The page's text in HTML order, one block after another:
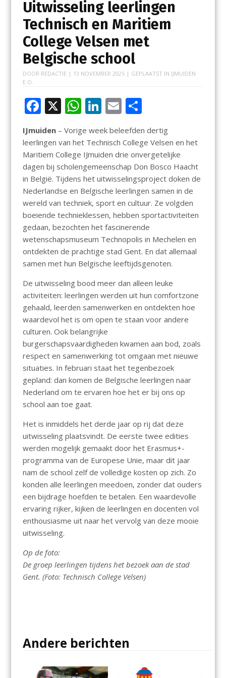
Uitwisseling leerlingen
Technisch en Maritiem
College Velsen met
Belgische school
DOOR REDACTIE | 13 NOVEMBER 2025| GEPLAATST IN IJMUIDEN
E.O.
F
ac
e
b
o
o
k
X W
at
s
A
p
p
Li
n
k
e
dI
n
E
m
ai
l
D
el
e
n
IJmuiden– Vorige week beleefden dertig
leerlingen van het Technisch College Velsen en het
Maritiem College IJmuiden drie onvergetelijke
dagen bij scholengemeenschap Don Bosco Haacht
in België. Tijdens het uitwisselingsproject doken de
Nederlandse en Belgische leerlingen samen in de
wereld van techniek, sport en cultuur. Ze volgden
boeiende technieklessen, hebben sportactiviteiten
gedaan, bezochten het fascinerende
wetenschapsmuseum Technopolis in Mechelen en
ontdekten de prachtige stad Gent. En dat allemaal
samen met hun Belgische leeftijdsgenoten.
De uitwisseling bood meer dan alleen leuke
activiteiten: leerlingen werden uit hun comfortzone
gehaald, leerden samenwerken en ontdekten hoe
waardevol het is om open te staan voor andere
culturen. Ook belangrijke
burgerschapsvaardigheden kwamen aan bod, zoals
respect en samenwerking tot omgaan met nieuwe
situaties. In februari staat het tegenbezoek
gepland: dan komen de Belgische leerlingen naar
Nederland om te ervaren hoe het er bij ons op
school aan toe gaat.
Het is inmiddels het derde jaar op rij dat deze
uitwisseling plaatsvindt. De eerste twee edities
werden mogelijk gemaakt door het Erasmus+-
programma van de Europese Unie, maar dit jaar
nam de school zelf de volledige kosten op zich. Zo
konden alle leerlingen meedoen, zonder dat ouders
een bijdrage hoefden te betalen. Een waardevolle
ervaring rijker, kijken de leerlingen en docenten vol
enthousiasme uit naar het vervolg van deze mooie
uitwisseling.
Op de foto:
De groep leerlingen tijdens het bezoek aan de stad
Gent. (Foto: Technisch College Velsen)
Andere berichten